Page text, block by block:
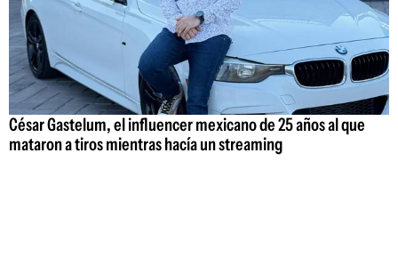
César Gastelum, el influencer mexicano de 25 años al que
mataron a tiros mientras hacía un streaming